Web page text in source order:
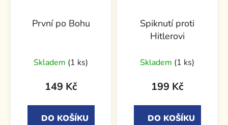
První po Bohu
Skladem (1 ks)
149 Kč
DO KOŠÍKU
Spiknutí proti
Hitlerovi
Skladem (1 ks)
199 Kč
DO KOŠÍKU